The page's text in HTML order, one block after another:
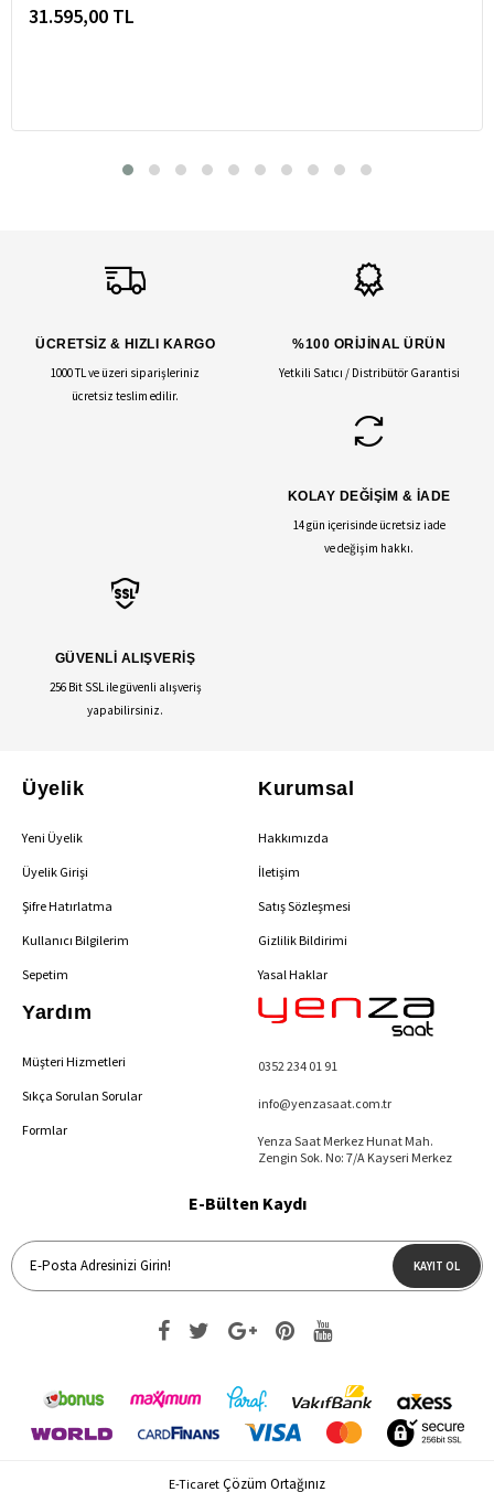
31.595,00 TL
ÜCRETSİZ & HIZLI KARGO
1000 TL ve üzeri siparişleriniz
ücretsiz teslim edilir.
%100 ORİJİNAL ÜRÜN
Yetkili Satıcı / Distribütör Garantisi
KOLAY DEĞİŞİM & İADE
14 gün içerisinde ücretsiz iade
ve değişim hakkı.
GÜVENLİ ALIŞVERİŞ
256 Bit SSL ile güvenli alışveriş
yapabilirsiniz.
Üyelik
Yeni Üyelik
Üyelik Girişi
Şifre Hatırlatma
Kullanıcı Bilgilerim
Sepetim
Kurumsal
Hakkımızda
İletişim
Satış Sözleşmesi
Gizlilik Bildirimi
Yasal Haklar
Yardım
Müşteri Hizmetleri
Sıkça Sorulan Sorular
Formlar
0352 234 01 91
info@yenzasaat.com.tr
Yenza Saat Merkez Hunat Mah.
Zengin Sok. No: 7/A Kayseri Merkez
E-Bülten Kaydı
KAYIT OL
E-Ticaret Çözüm Ortağınız